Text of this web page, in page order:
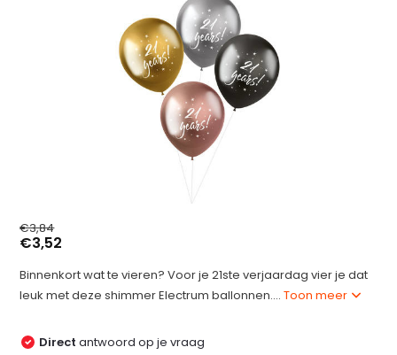
€3,84
€3,52
Binnenkort wat te vieren? Voor je 21ste verjaardag vier je dat
leuk met deze shimmer Electrum ballonnen....Toon meer
Direct antwoord op je vraag